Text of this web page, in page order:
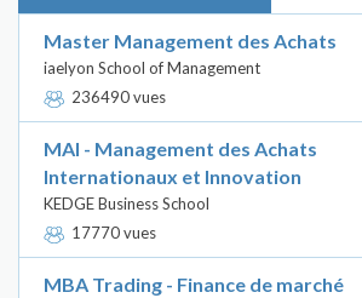
Master Management des Achats
iaelyon School of Management
236490 vues
MAI - Management des Achats
Internationaux et Innovation
KEDGE Business School
17770 vues
MBA Trading - Finance de marché